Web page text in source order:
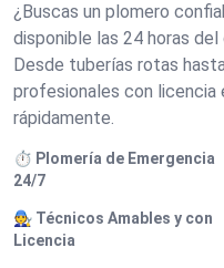
¿Buscas un plomero
disponible las 24 horas del
Desde tuberías rotas
profesionales con
rápidamente.
⏱️ Plomería de Emergencia
24/7
🧑‍🔧 Técnicos Amables y con
Licencia